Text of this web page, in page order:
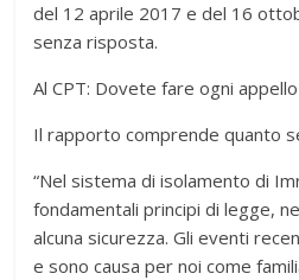
del 12 aprile 2017 e del 16
senza risposta.
Al CPT: Dovete fare ogni
Il rapporto comprende quanto
“Nel sistema di isolamento di
fondamentali principi di legge,
alcuna sicurezza. Gli eventi
e sono causa per noi come